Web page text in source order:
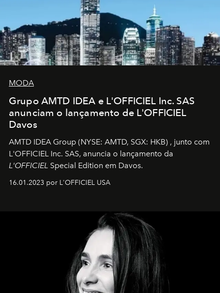
MODA
Grupo AMTD IDEA e L'OFFICIEL Inc. SAS
anunciam o lançamento de L'OFFICIEL
Davos
AMTD IDEA Group (NYSE: AMTD, SGX: HKB) , junto com
L'OFFICIEL Inc. SAS, anuncia o lançamento da
L'OFFICIEL Special Edition em Davos.
16.01.2023 por L'OFFICIEL USA